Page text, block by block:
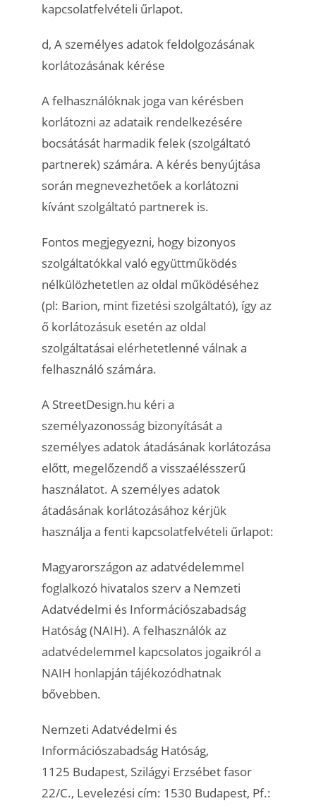
kapcsolatfelvételi űrlapot.
d, A személyes adatok feldolgozásának
korlátozásának kérése
A felhasználóknak joga van kérésben
korlátozni az adataik rendelkezésére
bocsátását harmadik felek (szolgáltató
partnerek) számára. A kérés benyújtása
során megnevezhetőek a korlátozni
kívánt szolgáltató partnerek is.
Fontos megjegyezni, hogy bizonyos
szolgáltatókkal való együttműködés
nélkülözhetetlen az oldal működéséhez
(pl: Barion, mint fizetési szolgáltató), így az
ő korlátozásuk esetén az oldal
szolgáltatásai elérhetetlenné válnak a
felhasználó számára.
A StreetDesign.hu kéri a
személyazonosság bizonyítását a
személyes adatok átadásának korlátozása
előtt, megelőzendő a visszaélésszerű
használatot. A személyes adatok
átadásának korlátozásához kérjük
használja a fenti kapcsolatfelvételi űrlapot:
Magyarországon az adatvédelemmel
foglalkozó hivatalos szerv a Nemzeti
Adatvédelmi és Információszabadság
Hatóság (NAIH). A felhasználók az
adatvédelemmel kapcsolatos jogaikról a
NAIH honlapján tájékozódhatnak
bővebben.
Nemzeti Adatvédelmi és
Információszabadság Hatóság,
1125 Budapest, Szilágyi Erzsébet fasor
22/C., Levelezési cím: 1530 Budapest, Pf.: